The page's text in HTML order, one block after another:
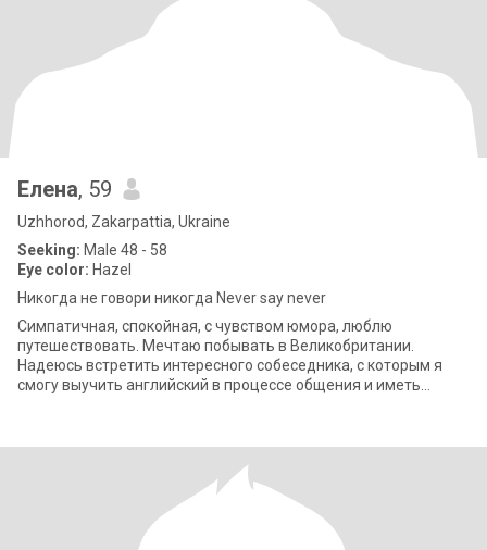
Елена, 59
Uzhhorod, Zakarpattia, Ukraine
Seeking: Male 48 - 58
Eye color: Hazel
Никогда не говори никогда Never say never
Симпатичная, спокойная, с чувством юмора, люблю
путешествовать. Мечтаю побывать в Великобритании.
Надеюсь встретить интересного собеседника, с которым я
смогу выучить английский в процессе общения и иметь